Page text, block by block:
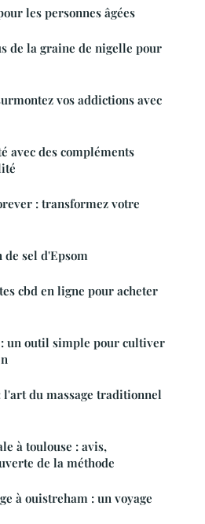
les personnes âgées
de la graine de nigelle pour
vos addictions avec
avec des compléments
: transformez votre
sel d'Epsom
cbd en ligne pour acheter
un outil simple pour cultiver
du massage traditionnel
à toulouse : avis,
de la méthode
à ouistreham : un voyage